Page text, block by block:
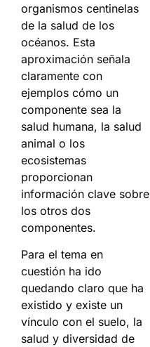
organismos centinelas
de la salud de los
océanos. Esta
aproximación señala
claramente con
ejemplos cómo un
componente sea la
salud humana, la salud
animal o los
ecosistemas
proporcionan
información clave sobre
los otros dos
componentes.
Para el tema en
cuestión ha ido
quedando claro que ha
existido y existe un
vínculo con el suelo, la
salud y diversidad de